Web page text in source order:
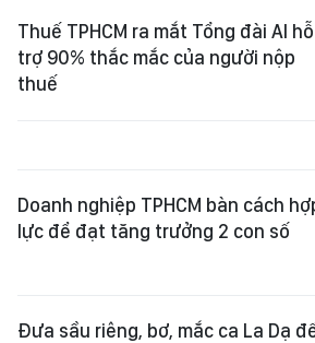
Thuế TPHCM ra mắt Tổng đài AI hỗ
trợ 90% thắc mắc của người nộp
thuế
Doanh nghiệp TPHCM bàn cách
lực để đạt tăng trưởng 2 con số
Đưa sầu riêng, bơ, mắc ca La Dạ